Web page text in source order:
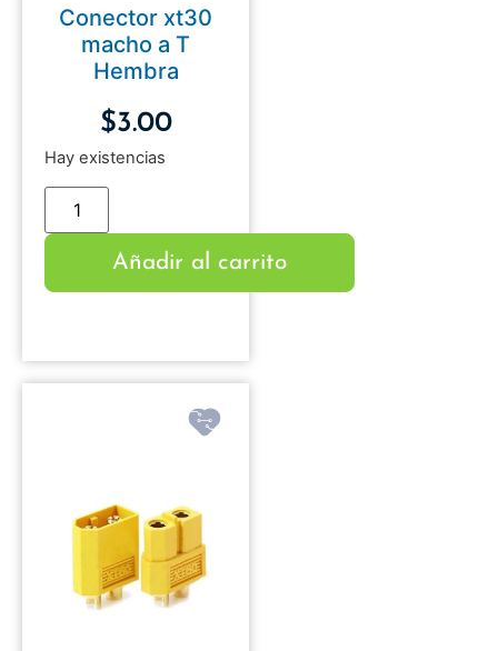
Conector xt30
macho a T
Hembra
$3.00
Hay existencias
Añadir al carrito